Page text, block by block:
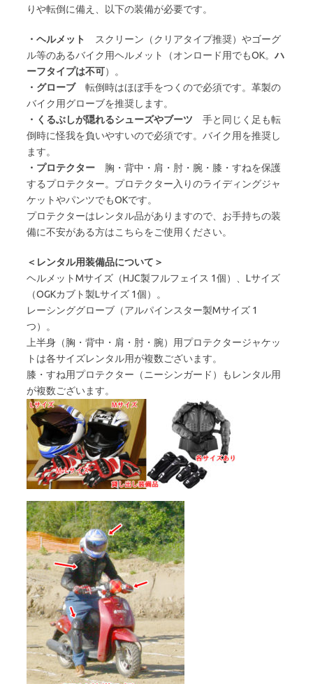
りや転倒に備え、以下の装備が必要です。
・ヘルメット スクリーン（クリアタイプ推奨）やゴーグ
ル等のあるバイク用ヘルメット（オンロード用でもOK。 ハ
ーフタイプは不可）。
・グローブ転倒時はほぼ手をつくので必須です。革製の
バイク用グローブを推奨します。
・くるぶしが隠れるシューズやブーツ 手と同じく足も転
倒時に怪我を負いやすいので必須です。バイク用を推奨し
ます。
・プロテクター 胸・背中・肩・肘・腕・膝・すねを保護
するプロテクター。プロテクター入りのライディングジャ
ケットやパンツでもOKです。
プロテクターはレンタル品がありますので、お手持ちの装
備に不安がある方はこちらをご使用ください。
＜レンタル用装備品について＞
ヘルメットMサイズ（HJC製フルフェイス 1個）、Lサイズ
（OGKカブト製Lサイズ 1個）。
レーシンググローブ（アルパインスター製Mサイズ 1
つ）。
上半身（胸・背中・肩・肘・腕）用プロテクタージャケッ
トは各サイズレンタル用が複数ございます。
膝・すね用プロテクター（ニーシンガード）もレンタル用
が複数ございます。